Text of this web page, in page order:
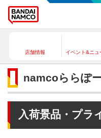
店舗情報 イベント&ニュ
namcoららぽ
入荷景品・プラ